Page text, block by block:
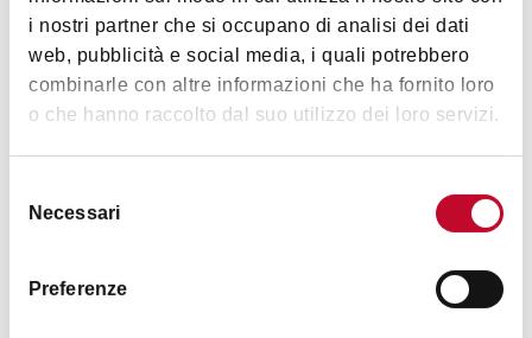
i nostri partner che si occupano di analisi dei dati
web, pubblicità e social media, i quali potrebbero
combinarle con altre informazioni che ha fornito loro
o che hanno raccolto dal suo utilizzo dei loro servizi.
delNecessari
Preferenze
Animals accepted
Si
If you book online you will receive a 5% discount on the